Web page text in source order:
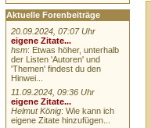
Aktuelle Forenbeiträge
20.09.2024, 07:07 Uhr
eigene Zitate...
hsm: Etwas höher, unterhalb
der Listen 'Autoren' und
'Themen' findest du den
Hinwei...
11.09.2024, 09:36 Uhr
eigene Zitate...
Helmut König: Wie kann ich
eigene Zitate hinzufügen...